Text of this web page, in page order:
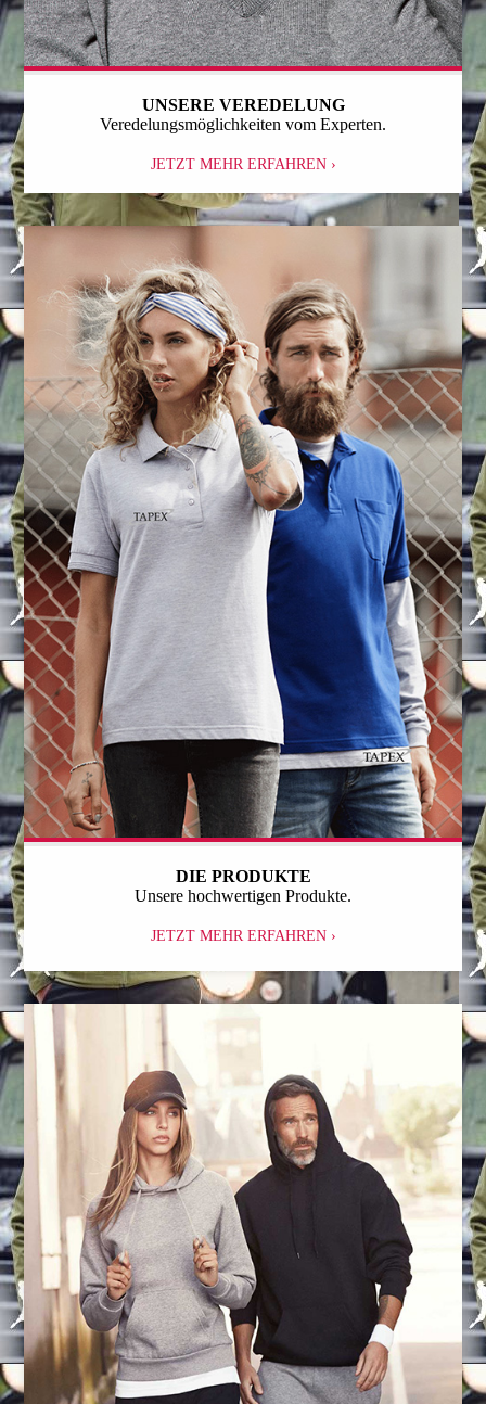
UNSERE VEREDELUNG
Veredelungsmöglichkeiten vom Experten.
JETZT MEHR ERFAHREN ›
DIE PRODUKTE
Unsere hochwertigen Produkte.
JETZT MEHR ERFAHREN ›